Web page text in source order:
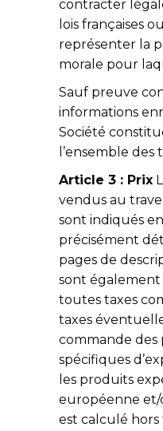
contracter
lois françaises
représenter la
morale pour
Sauf preuve
informations
Société
l’ensemble des
Article 3 : Prix
vendus au
sont indiqués
précisément
pages de
sont
toutes taxes
taxes
commande des
spécifiques
les produits
européenne et/
est calculé hors